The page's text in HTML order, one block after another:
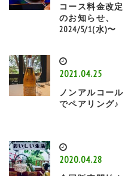
コース料金改定
のお知らせ、
2024/5/1(水)〜
2021.04.25
ノンアルコール
でペアリング♪
2020.04.28